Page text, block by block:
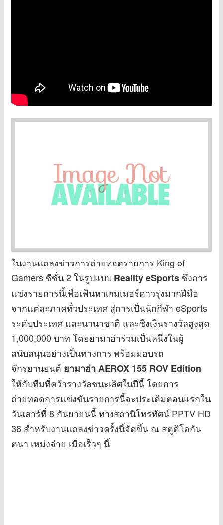
ในงานแถลงข่าวการถ่ายทอดรายการ King of
Gamers ซีซั่น 2 ในรูปแบบ Reality eSportsซึ่งการ
แข่งรายการนี้เพื่อเฟ้นหาเกมเมอร์ดาวรุ่งมากฝีมือ
จากแต่ละภาคทั่วประเทศ สู่การเป็นนักกีฬา eSports
ระดับประเทศ และนานาชาติ และชิงเงินรางวัลสูงสุด
1,000,000 บาท โดยยามาฮ่าร่วมเป็นหนึ่งในผู้
สนับสนุนอย่างเป็นทางการ พร้อมมอบรถ
จักรยานยนต์ ยามาฮ่า AEROX 155 ROV Edition
ให้กับทีมที่คว้ารางวัลชนะเลิศในปีนี้ โดยการ
ถ่ายทอดการแข่งขันรายการนี้จะประเดิมตอนแรกใน
วันเสาร์ที่ 8 กันยายนนี้ ทางสถานีโทรทัศน์ PPTV HD
36 สำหรับงานแถลงข่าวครั้งนี้จัดขึ้น ณ สตูดิโอกัน
ตนา เหม่งจ๋าย เมื่อเร็วๆ นี้